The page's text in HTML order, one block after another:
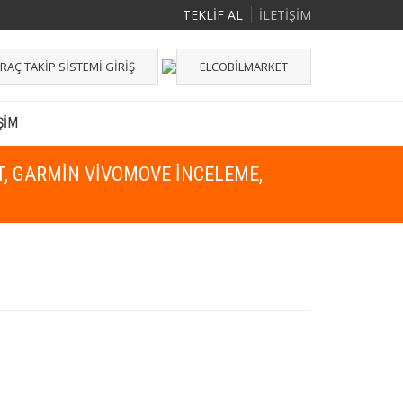
TEKLİF AL İLETİŞİM
TAKIP SISTEMI GIRIŞ ELCOBILMARKET
GARMIN VIVOMOVE INCELEME,